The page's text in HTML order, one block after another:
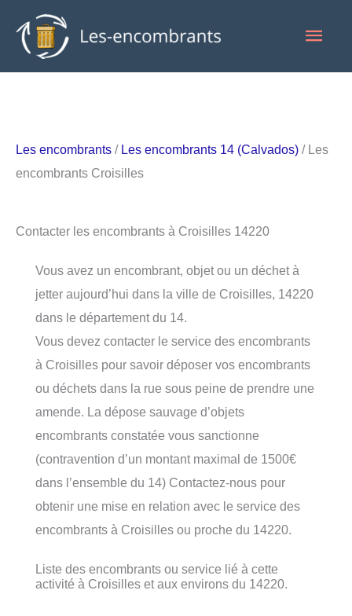
contenu
Les encombrants / Les encombrants 14 (Calvados) / Les
encombrants Croisilles
Contacter les encombrants à Croisilles 14220
Vous avez un encombrant, objet ou un déchet à
jetter aujourd’hui dans la ville de Croisilles, 14220
dans le département du 14.
Vous devez contacter le service des encombrants
à Croisilles pour savoir déposer vos encombrants
ou déchets dans la rue sous peine de prendre une
amende. La dépose sauvage d’objets
encombrants constatée vous sanctionne
(contravention d’un montant maximal de 1500€
dans l’ensemble du 14) Contactez-nous pour
obtenir une mise en relation avec le service des
encombrants à Croisilles ou proche du 14220.
Liste des encombrants ou service lié à cette
activité à Croisilles et aux environs du 14220.